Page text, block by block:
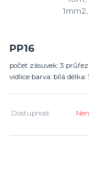
PP16
počet zásuvek: 3
vidlice barva: bílá
Dostupnost